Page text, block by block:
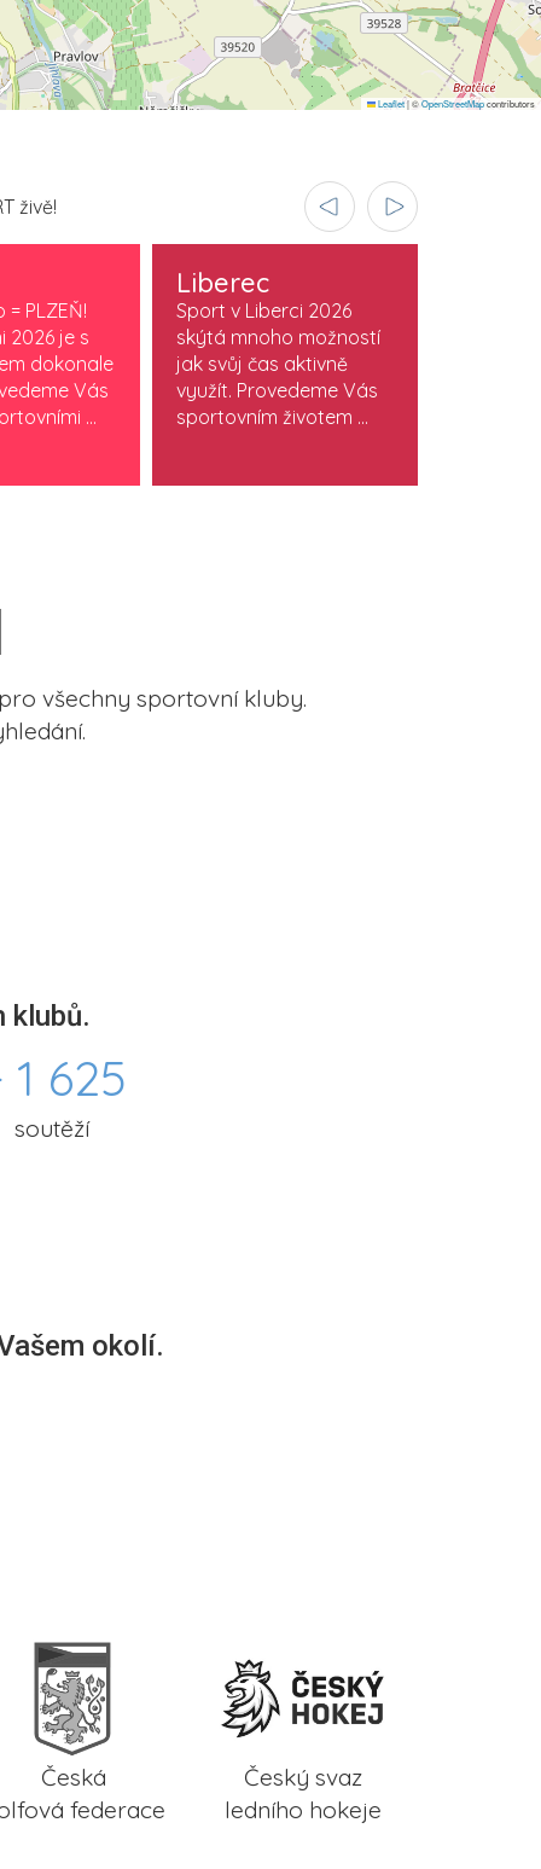
Leaflet|©OpenStreetMapcontributors
živě!
PLZEŇ!
2026 je s
dokonale
Vás
...
Liberec
Sport v Liberci 2026
skýtá mnoho možností
jak svůj čas aktivně
využít. Provedeme Vás
sportovním životem ...
všechny sportovní kluby.
klubů.
1 625
soutěží
okolí.
Česká
federace
Český svaz
ledního hokeje